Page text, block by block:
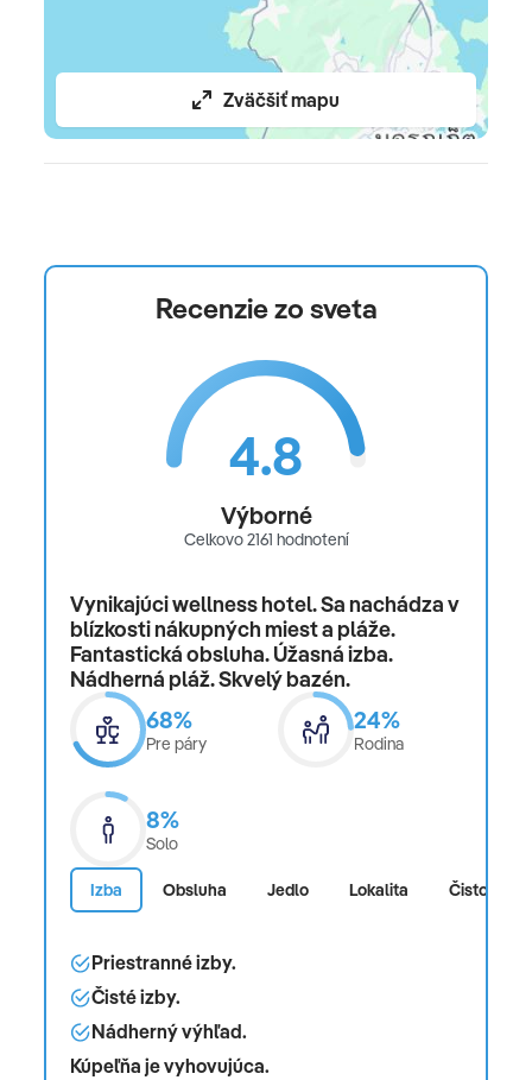
Zväčšiť mapu
Recenzie zo sveta
4.8
Výborné
Celkovo 2161 hodnotení
Vynikajúci wellness hotel. Sa nachádza v
blízkosti nákupných miest a pláže.
Fantastická obsluha. Úžasná izba.
Nádherná pláž. Skvelý bazén.
68%
Pre páry
24%
Rodina
8%
Solo
Izba Obsluha Jedlo Lokalita Čistota
Priestranné izby.
Čisté izby.
Nádherný výhľad.
Kúpeľňa je vyhovujúca.